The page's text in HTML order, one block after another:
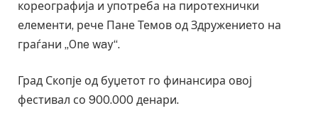
кореографија и употреба на пиротехнички
елементи, рече Пане Темов од Здружението на
граѓани „One way“.
Град Скопје од буџетот го финансира овој
фестивал со 900.000 денари.